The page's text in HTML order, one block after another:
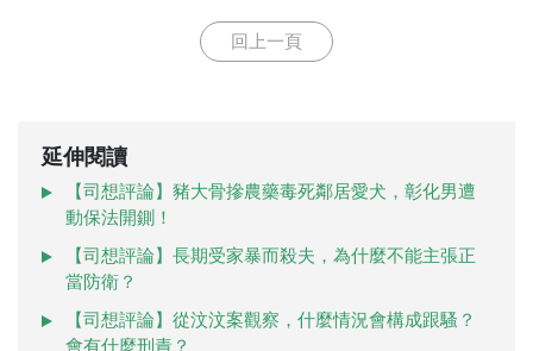
回上一頁
延伸閱讀
【司想評論】豬大骨摻農藥毒死鄰居愛犬，彰化男遭
動保法開鍘！
【司想評論】長期受家暴而殺夫，為什麼不能主張正
當防衛？
【司想評論】從汶汶案觀察，什麼情況會構成跟騷？
會有什麼刑責？